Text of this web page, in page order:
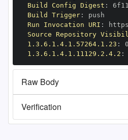
Build Config Digest :
Build Trigger:
Run Invocation URI : https
Source Repository
1.3.6.1.4.1.57264.1.23 :
1.3.6.1.4.1.11129.2.4.2 :
Raw Body
Verification